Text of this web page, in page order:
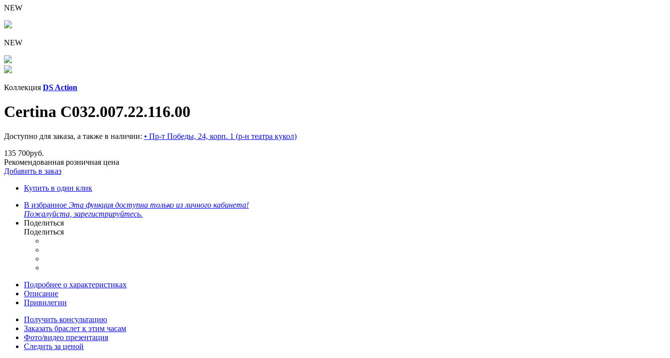
NEW
NEW
Коллекция DS Action
Certina C032.007.22.116.00
Доступно для заказа, а также в наличии: • Пр-т Победы, 24, корп. 1 (р-н театра кукол)
135 700руб.
Рекомендованная розничная цена
Добавить в заказ
Купить в один клик
В избранное Эта функция доступна только из личного кабинета!
Пожалуйста, зарегистрируйтесь.
Поделиться
Поделиться
Подробнее о характеристиках
Описание
Привилегии
Получить консультацию
Заказать браслет к этим часам
Фото/видео презентация
Следить за ценой